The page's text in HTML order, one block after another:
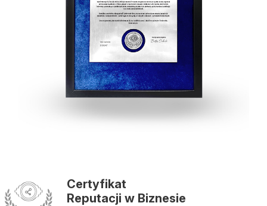
Certyfikat
Reputacji w Biznesie